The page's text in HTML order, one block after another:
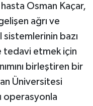
Osman Kaçar,
ağrı ve
sistemlerinin bazı
tedavi etmek için
birleştiren bir
Üniversitesi
operasyonla